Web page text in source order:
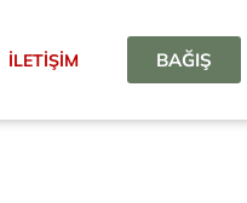
İLETIŞIM BAĞIŞ